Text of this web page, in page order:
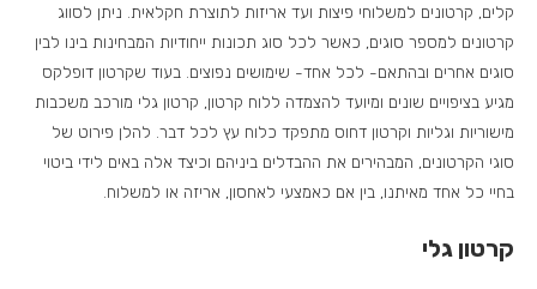
קלים, קרטונים למשלוחי פיצות ועד אריזות לתוצרת חקלאית. ניתן לסווג
קרטונים למספר סוגים, כאשר לכל סוג תכונות ייחודיות המבחינות בינו לבין
סוגים אחרים ובהתאם- לכל אחד- שימושים נפוצים. בעוד שקרטון דופלקס
מגיע בציפויים שונים ומיועד להצמדה ללוח קרטון, קרטון גלי מורכב משכבות
מישוריות וגליות וקרטון דחוס מתפקד כלוח עץ לכל דבר. להלן פירוט של
סוגי הקרטונים, המבהירים את ההבדלים ביניהם וכיצד אלה באים לידי ביטוי
בחיי כל אחד מאיתנו, בין אם כאמצעי לאחסון, אריזה או למשלוח.
קרטון גלי